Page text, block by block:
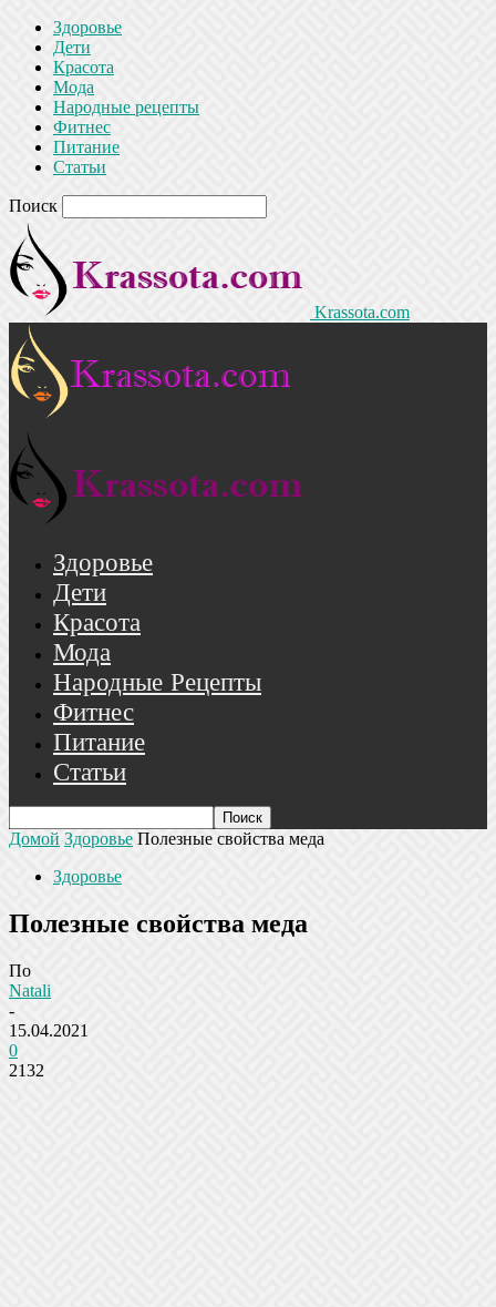
Здоровье
Дети
Красота
Мода
Народные рецепты
Фитнес
Питание
Статьи
Поиск
Krassota.com
Здоровье
Дети
Красота
Мода
Народные Рецепты
Фитнес
Питание
Статьи
Домой Здоровье Полезные свойства меда
Здоровье
Полезные свойства меда
По
Natali
-
15.04.2021
0
2132